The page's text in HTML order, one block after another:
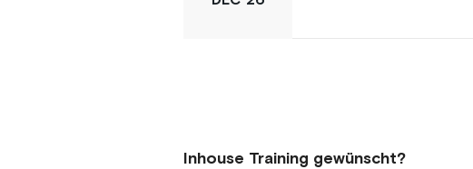
Inhouse Training gewünscht?